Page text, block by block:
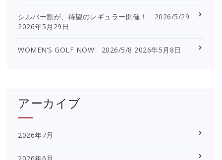
シルバー割が、待望のレギュラー開催！ 2026/5/29
2026年5月29日
WOMEN’S GOLF NOW 2026/5/8 2026年5月8日
アーカイブ
2026年7月
2026年6月